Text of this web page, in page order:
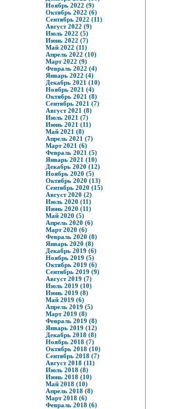
Ноябрь 2022 (9)
Октябрь 2022 (6)
Сентябрь 2022 (11)
Август 2022 (9)
Июль 2022 (5)
Июнь 2022 (7)
Май 2022 (11)
Апрель 2022 (10)
Март 2022 (9)
Февраль 2022 (4)
Январь 2022 (4)
Декабрь 2021 (10)
Ноябрь 2021 (4)
Октябрь 2021 (8)
Сентябрь 2021 (7)
Август 2021 (8)
Июль 2021 (7)
Июнь 2021 (11)
Май 2021 (8)
Апрель 2021 (7)
Март 2021 (6)
Февраль 2021 (5)
Январь 2021 (10)
Декабрь 2020 (12)
Ноябрь 2020 (5)
Октябрь 2020 (13)
Сентябрь 2020 (15)
Август 2020 (2)
Июль 2020 (11)
Июнь 2020 (11)
Май 2020 (5)
Апрель 2020 (6)
Март 2020 (6)
Февраль 2020 (8)
Январь 2020 (8)
Декабрь 2019 (6)
Ноябрь 2019 (5)
Октябрь 2019 (6)
Сентябрь 2019 (9)
Август 2019 (7)
Июль 2019 (10)
Июнь 2019 (8)
Май 2019 (6)
Апрель 2019 (5)
Март 2019 (8)
Февраль 2019 (8)
Январь 2019 (12)
Декабрь 2018 (8)
Ноябрь 2018 (7)
Октябрь 2018 (10)
Сентябрь 2018 (7)
Август 2018 (11)
Июль 2018 (8)
Июнь 2018 (10)
Май 2018 (10)
Апрель 2018 (8)
Март 2018 (6)
Февраль 2018 (6)